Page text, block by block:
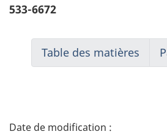
2
533-6672
Table des matières
D